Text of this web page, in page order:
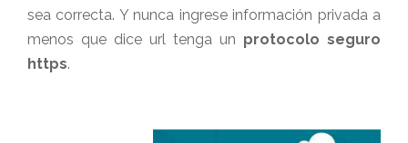
sea correcta. Y nunca ingrese información privada a
menos que dice url tenga un protocolo seguro
https.